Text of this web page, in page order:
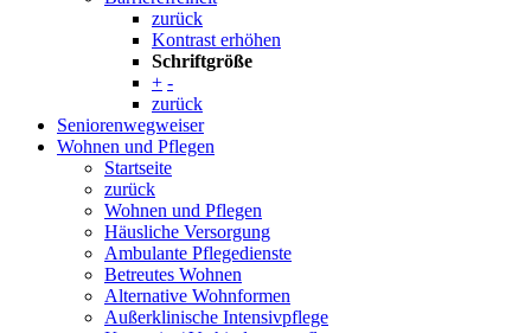
zurück
Kontrast erhöhen
Schriftgröße
+ -
zurück
Seniorenwegweiser
Wohnen und Pflegen
Startseite
zurück
Wohnen und Pflegen
Häusliche Versorgung
Ambulante Pflegedienste
Betreutes Wohnen
Alternative Wohnformen
Außerklinische Intensivpflege